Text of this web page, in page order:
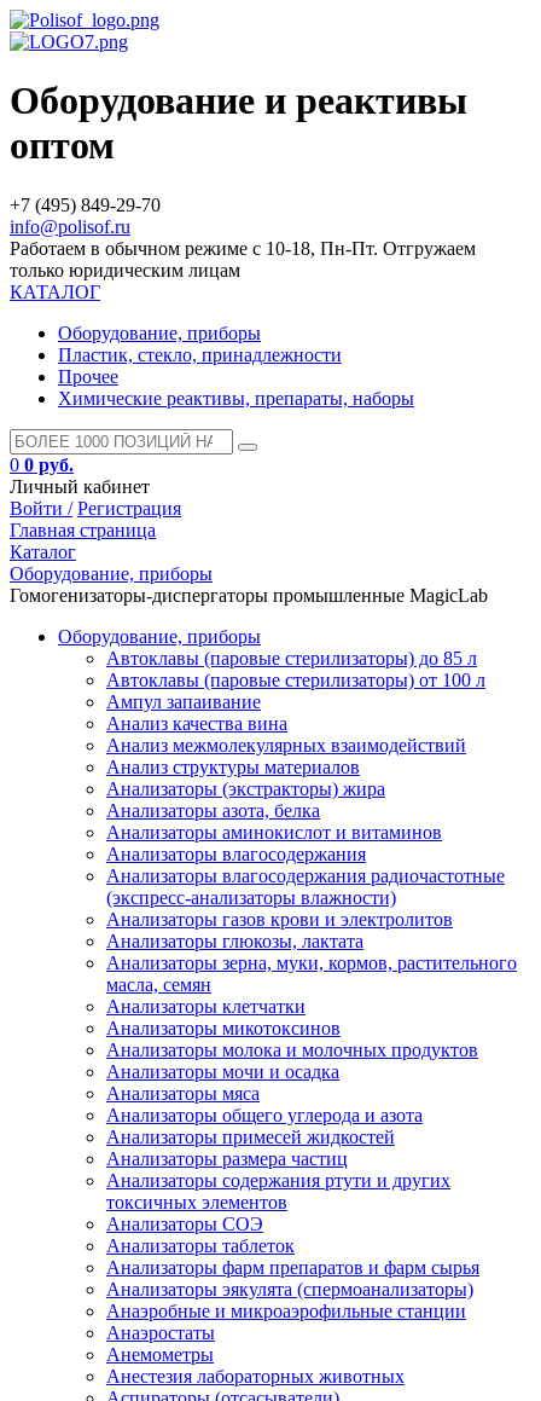
Оборудование и реактивы
оптом
+7 (495) 849-29-70
info@polisof.ru
Работаем в обычном режиме с 10-18, Пн-Пт. Отгружаем
только юридическим лицам
КАТАЛОГ
Оборудование, приборы
Пластик, стекло, принадлежности
Прочее
Химические реактивы, препараты, наборы
0 0 руб.
Личный кабинет
Войти / Регистрация
Главная страница
Каталог
Оборудование, приборы
Гомогенизаторы-диспергаторы промышленные MagicLab
Оборудование, приборы
Автоклавы (паровые стерилизаторы) до 85 л
Автоклавы (паровые стерилизаторы) от 100 л
Ампул запаивание
Анализ качества вина
Анализ межмолекулярных взаимодействий
Анализ структуры материалов
Анализаторы (экстракторы) жира
Анализаторы азота, белка
Анализаторы аминокислот и витаминов
Анализаторы влагосодержания
Анализаторы влагосодержания радиочастотные
(экспресс-анализаторы влажности)
Анализаторы газов крови и электролитов
Анализаторы глюкозы, лактата
Анализаторы зерна, муки, кормов, растительного
масла, семян
Анализаторы клетчатки
Анализаторы микотоксинов
Анализаторы молока и молочных продуктов
Анализаторы мочи и осадка
Анализаторы мяса
Анализаторы общего углерода и азота
Анализаторы примесей жидкостей
Анализаторы размера частиц
Анализаторы содержания ртути и других
токсичных элементов
Анализаторы СОЭ
Анализаторы таблеток
Анализаторы фарм препаратов и фарм сырья
Анализаторы эякулята (спермоанализаторы)
Анаэробные и микроаэрофильные станции
Анаэростаты
Анемометры
Анестезия лабораторных животных